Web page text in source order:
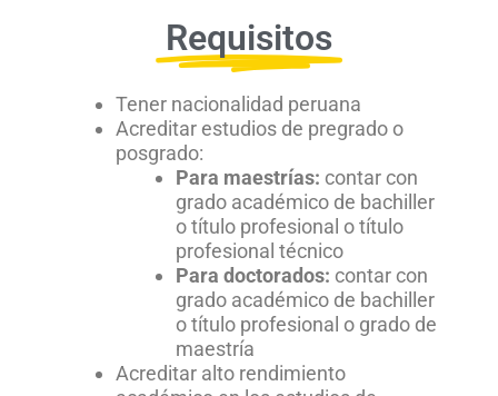
Requisitos
Tener nacionalidad peruana
Acreditar estudios de pregrado o
posgrado:
Para maestrías: contar con
grado académico de bachiller
o título profesional o título
profesional técnico
Para doctorados: contar con
grado académico de bachiller
o título profesional o grado de
maestría
Acreditar alto rendimiento